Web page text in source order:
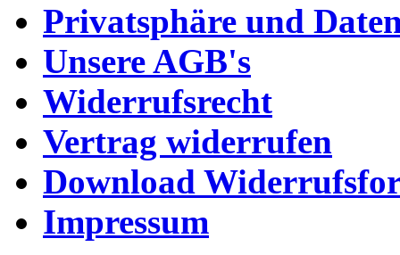
Privatsphäre und
Unsere AGB's
Widerrufsrecht
Vertrag widerrufen
Download
Impressum